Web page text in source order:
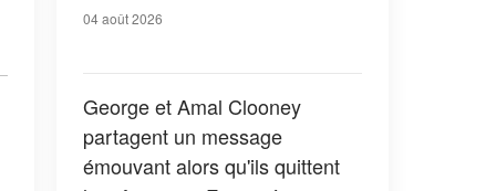
04 août 2026
George et Amal Clooney
partagent un message
émouvant alors qu'ils quittent